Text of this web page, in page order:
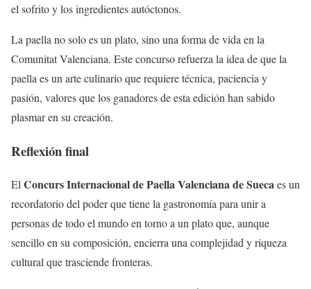
el sofrito y los ingredientes autóctonos.
La paella no solo es un plato, sino una forma de vida en la
Comunitat Valenciana. Este concurso refuerza la idea de que la
paella es un arte culinario que requiere técnica, paciencia y
pasión, valores que los ganadores de esta edición han sabido
plasmar en su creación.
Reflexión final
ElConcurs Internacional de Paella Valenciana de Suecaes un
recordatorio del poder que tiene la gastronomía para unir a
personas de todo el mundo en torno a un plato que, aunque
sencillo en su composición, encierra una complejidad y riqueza
cultural que trasciende fronteras.